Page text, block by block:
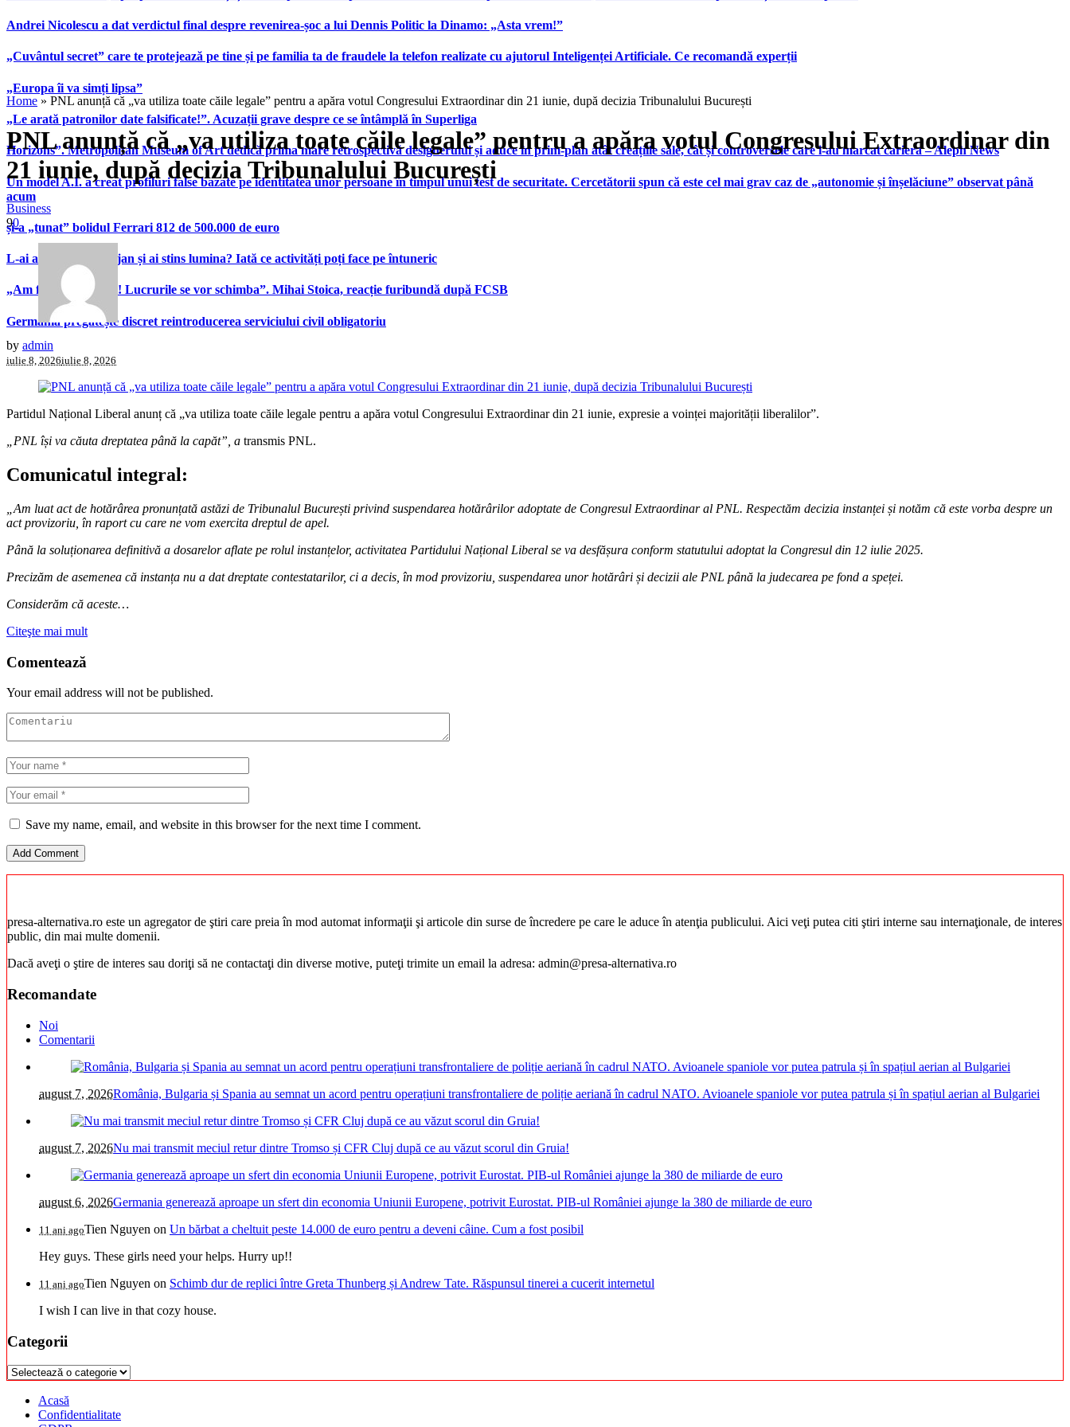
Andrei Nicolescu a dat verdictul final despre revenirea-șoc a lui Dennis Politic la Dinamo: „Asta vrem!”
„Cuvântul secret” care te protejează pe tine și pe familia ta de fraudele la telefon realizate cu ajutorul Inteligenței Artificiale. Ce recomandă experții
„Europa îi va simți lipsa”
„Le arată patronilor date falsificate!”. Acuzații grave despre ce se întâmplă în Superliga
Horizons”. Metropolitan Museum of Art dedică prima mare retrospectivă designerului și aduce în prim-plan atât creațiile sale, cât și controversele care i-au marcat cariera – Aleph News
Un model A.I. a creat profiluri false bazate pe identitatea unor persoane în timpul unui test de securitate. Cercetătorii spun că este cel mai grav caz de „autonomie și înșelăciune” observat până
acum
și-a „tunat” bolidul Ferrari 812 de 500.000 de euro
L-ai ascultat pe Bolojan și ai stins lumina? Iată ce activități poți face pe întuneric
„Am fost foarte slabi! Lucrurile se vor schimba”. Mihai Stoica, reacție furibundă după FCSB
Germania pregătește discret reintroducerea serviciului civil obligatoriu
Home » PNL anunță că „va utiliza toate căile legale” pentru a apăra votul Congresului Extraordinar din 21 iunie, după decizia Tribunalului București
PNL anunță că „va utiliza toate căile legale” pentru a apăra votul Congresului Extraordinar din
21 iunie, după decizia Tribunalului București
Business
90
by admin
iulie 8, 2026iulie 8, 2026
Partidul Național Liberal anunț că „va utiliza toate căile legale pentru a apăra votul Congresului Extraordinar din 21 iunie, expresie a voinței majorității liberalilor”.
„PNL își va căuta dreptatea până la capăt”, a transmis PNL.
Comunicatul integral:
„Am luat act de hotărârea pronunțată astăzi de Tribunalul București privind suspendarea hotărârilor adoptate de Congresul Extraordinar al PNL. Respectăm decizia instanței și notăm că este vorba despre un
act provizoriu, în raport cu care ne vom exercita dreptul de apel.
Până la soluționarea definitivă a dosarelor aflate pe rolul instanțelor, activitatea Partidului Național Liberal se va desfășura conform statutului adoptat la Congresul din 12 iulie 2025.
Precizăm de asemenea că instanța nu a dat dreptate contestatarilor, ci a decis, în mod provizoriu, suspendarea unor hotărâri și decizii ale PNL până la judecarea pe fond a speței.
Considerăm că aceste…
Citeşte mai mult
Comentează
Your email address will not be published.
Save my name, email, and website in this browser for the next time I comment.
presa-alternativa.ro este un agregator de ştiri care preia în mod automat informaţii şi articole din surse de încredere pe care le aduce în atenţia publicului. Aici veţi putea citi ştiri interne sau internaţionale, de interes
public, din mai multe domenii.
Dacă aveţi o ştire de interes sau doriţi să ne contactaţi din diverse motive, puteţi trimite un email la adresa: admin@presa-alternativa.ro
Recomandate
Noi
Comentarii
august 7, 2026România, Bulgaria și Spania au semnat un acord pentru operațiuni transfrontaliere de poliție aeriană în cadrul NATO. Avioanele spaniole vor putea patrula și în spațiul aerian al Bulgariei
august 7, 2026Nu mai transmit meciul retur dintre Tromso și CFR Cluj după ce au văzut scorul din Gruia!
august 6, 2026Germania generează aproape un sfert din economia Uniunii Europene, potrivit Eurostat. PIB-ul României ajunge la 380 de miliarde de euro
11 ani agoTien Nguyen on Un bărbat a cheltuit peste 14.000 de euro pentru a deveni câine. Cum a fost posibil
Hey guys. These girls need your helps. Hurry up!!
11 ani agoTien Nguyen on Schimb dur de replici între Greta Thunberg și Andrew Tate. Răspunsul tinerei a cucerit internetul
I wish I can live in that cozy house.
Categorii
Categorii
Acasă
Confidentialitate